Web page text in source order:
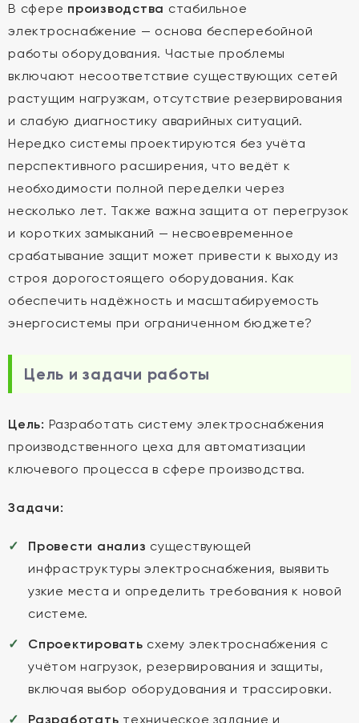
В сфере производства стабильное
электроснабжение — основа бесперебойной
работы оборудования. Частые проблемы
включают несоответствие существующих сетей
растущим нагрузкам, отсутствие резервирования
и слабую диагностику аварийных ситуаций.
Нередко системы проектируются без учёта
перспективного расширения, что ведёт к
необходимости полной переделки через
несколько лет. Также важна защита от перегрузок
и коротких замыканий — несвоевременное
срабатывание защит может привести к выходу из
строя дорогостоящего оборудования. Как
обеспечить надёжность и масштабируемость
энергосистемы при ограниченном бюджете?
Цель и задачи работы
Цель: Разработать систему электроснабжения
производственного цеха для автоматизации
ключевого процесса в сфере производства.
Задачи:
Провести анализ существующей
инфраструктуры электроснабжения, выявить
узкие места и определить требования к новой
системе.
Спроектировать схему электроснабжения с
учётом нагрузок, резервирования и защиты,
включая выбор оборудования и трассировки.
Разработать техническое задание и